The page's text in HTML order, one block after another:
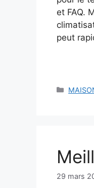
et FAQ.
peut
29 mars